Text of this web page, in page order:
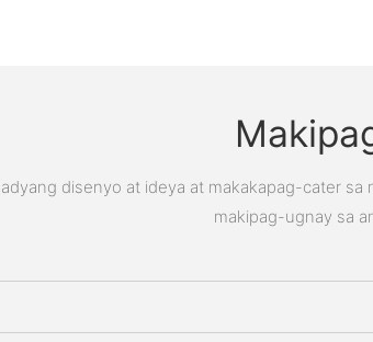
disenyo at ideya at makakapag-cater
makipag-ugnay sa